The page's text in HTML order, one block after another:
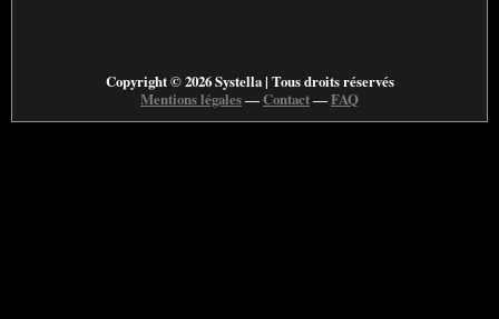
Copyright © 2026 Systella | Tous droits réservés
Mentions légales―Contact―FAQ